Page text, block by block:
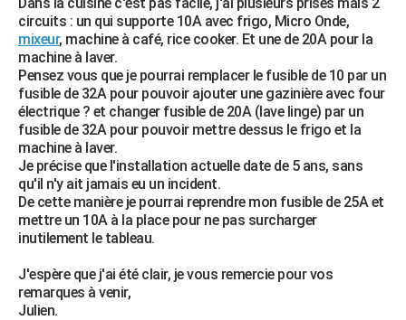
Alimentation
Guide de la santé
Maladies
Médicaments
Sommeil
VOYAGE
Destinations
City break
Voyage nature
Voyage de noces
Forum
Climat
+PHOTO
GUIDES D'ACHAT
BONS PLANS
CARTE DE VOEUX
Carte de Noël
Carte Bonne année
Carte Saint-Valentin
Carte Pâques
Carte d'anniversaire
DICTIONNAIRE
Dictionnaire
Biographies
Citations
Expressions
Proverbes
PROGRAMME TV
COPAINS D'AVANT
S'inscrire
Se connecter
Lycées
Collèges
Primaires
Universités
Entreprises
Service militaire
Avis de recherche
AVIS DE DÉCÈS
circuits : un qui supporte 10A avec frigo, Micro Onde,
mixeur, machine à café, rice cooker. Et une de 20A pour la
machine à laver.
Pensez vous que je pourrai remplacer le fusible de 10 par un
fusible de 32A pour pouvoir ajouter une gazinière avec four
électrique ? et changer fusible de 20A (lave linge) par un
fusible de 32A pour pouvoir mettre dessus le frigo et la
machine à laver.
Je précise que l'installation actuelle date de 5 ans, sans
qu'il n'y ait jamais eu un incident.
De cette manière je pourrai reprendre mon fusible de 25A et
mettre un 10A à la place pour ne pas surcharger
inutilement le tableau.
J'espère que j'ai été clair, je vous remercie pour vos
remarques à venir,
Julien.